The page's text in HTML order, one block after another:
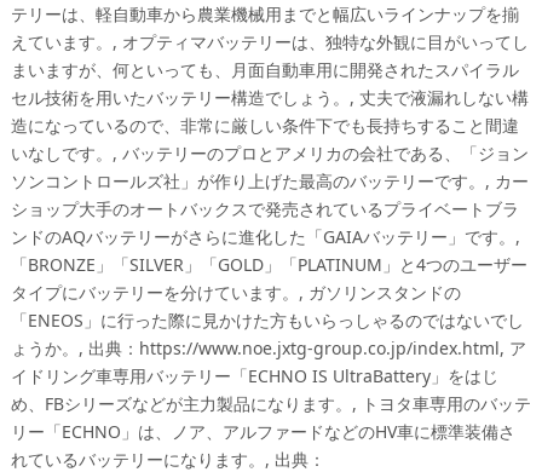
テリーは、軽自動車から農業機械用までと幅広いラインナップを揃
えています。, オプティマバッテリーは、独特な外観に目がいってし
まいますが、何といっても、月面自動車用に開発されたスパイラル
セル技術を用いたバッテリー構造でしょう。, 丈夫で液漏れしない構
造になっているので、非常に厳しい条件下でも長持ちすること間違
いなしです。, バッテリーのプロとアメリカの会社である、「ジョン
ソンコントロールズ社」が作り上げた最高のバッテリーです。, カー
ショップ大手のオートバックスで発売されているプライベートブラ
ンドのAQバッテリーがさらに進化した「GAIAバッテリー」です。,
「BRONZE」「SILVER」「GOLD」「PLATINUM」と4つのユーザー
タイプにバッテリーを分けています。, ガソリンスタンドの
「ENEOS」に行った際に見かけた方もいらっしゃるのではないでし
ょうか。, 出典：https://www.noe.jxtg-group.co.jp/index.html, ア
イドリング車専用バッテリー「ECHNO IS UltraBattery」をはじ
め、FBシリーズなどが主力製品になります。, トヨタ車専用のバッテ
リー「ECHNO」は、ノア、アルファードなどのHV車に標準装備さ
れているバッテリーになります。, 出典：